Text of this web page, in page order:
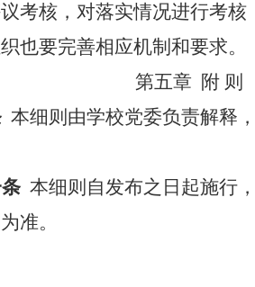
考核，对落实情况进行考
也要完善相应机制和要求。
第五章 附 则
本细则 由学校党委负责解释
条 本细则 自发布之日起施行
准。